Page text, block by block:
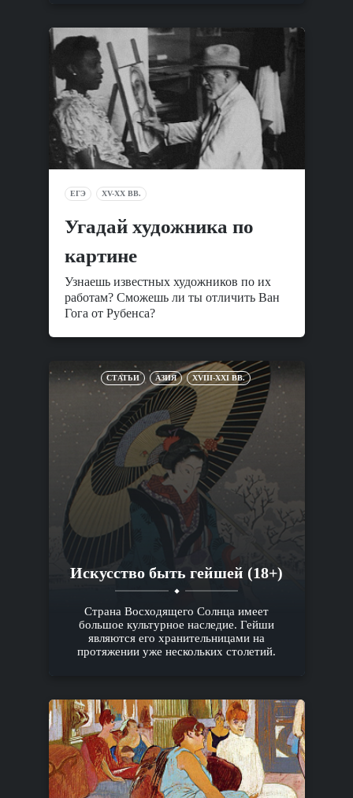
ЕГЭ XV-XX ВВ.
Угадай художника по
картине
Узнаешь известных художников по их
работам? Сможешь ли ты отличить Ван
Гога от Рубенса?
СТАТЬИ АЗИЯ XVIII-XXI ВВ.
Искусство быть гейшей (18+)
Страна Восходящего Солнца имеет
большое культурное наследие. Гейши
являются его хранительницами на
протяжении уже нескольких столетий.